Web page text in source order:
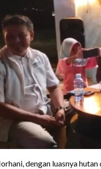
dengan luasnya